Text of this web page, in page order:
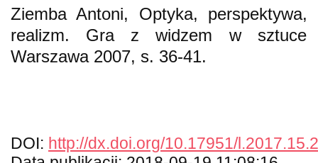
Ziemba Antoni, Optyka,
realizm. Gra z widzem w sztuce
Warszawa 2007, s. 36-41.
DOI: http://dx.doi.org/10.17951/